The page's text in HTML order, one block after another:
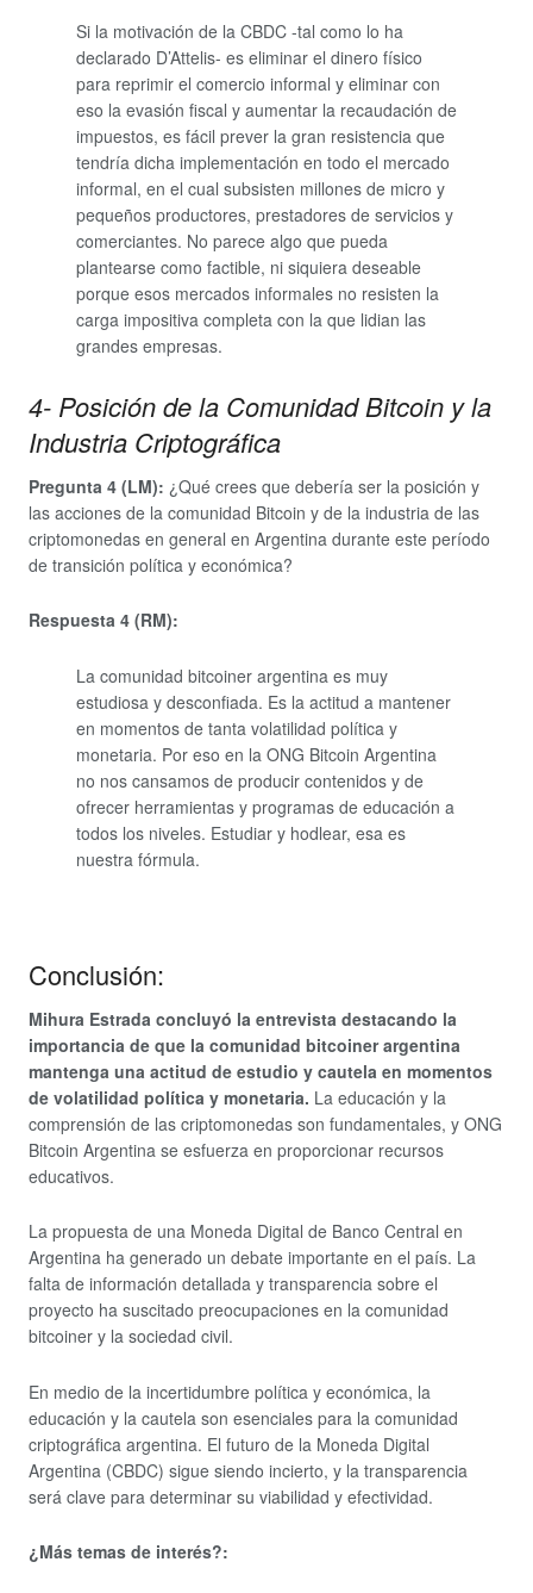
Si la motivación de la CBDC -tal como lo ha
declarado D’Attelis- es eliminar el dinero físico
para reprimir el comercio informal y eliminar con
eso la evasión fiscal y aumentar la recaudación de
impuestos, es fácil prever la gran resistencia que
tendría dicha implementación en todo el mercado
informal, en el cual subsisten millones de micro y
pequeños productores, prestadores de servicios y
comerciantes. No parece algo que pueda
plantearse como factible, ni siquiera deseable
porque esos mercados informales no resisten la
carga impositiva completa con la que lidian las
grandes empresas.
4- Posición de la Comunidad Bitcoin y la
Industria Criptográfica
Pregunta 4 (LM): ¿Qué crees que debería ser la posición y
las acciones de la comunidad Bitcoin y de la industria de las
criptomonedas en general en Argentina durante este período
de transición política y económica?
Respuesta 4 (RM):
La comunidad bitcoiner argentina es muy
estudiosa y desconfiada. Es la actitud a mantener
en momentos de tanta volatilidad política y
monetaria. Por eso en la ONG Bitcoin Argentina
no nos cansamos de producir contenidos y de
ofrecer herramientas y programas de educación a
todos los niveles. Estudiar y hodlear, esa es
nuestra fórmula.
Conclusión:
Mihura Estrada concluyó la entrevista destacando la
importancia de que la comunidad bitcoiner argentina
mantenga una actitud de estudio y cautela en momentos
de volatilidad política y monetaria. La educación y la
comprensión de las criptomonedas son fundamentales, y ONG
Bitcoin Argentina se esfuerza en proporcionar recursos
educativos.
La propuesta de una Moneda Digital de Banco Central en
Argentina ha generado un debate importante en el país. La
falta de información detallada y transparencia sobre el
proyecto ha suscitado preocupaciones en la comunidad
bitcoiner y la sociedad civil.
En medio de la incertidumbre política y económica, la
educación y la cautela son esenciales para la comunidad
criptográfica argentina. El futuro de la Moneda Digital
Argentina (CBDC) sigue siendo incierto, y la transparencia
será clave para determinar su viabilidad y efectividad.
¿Más temas de interés?: